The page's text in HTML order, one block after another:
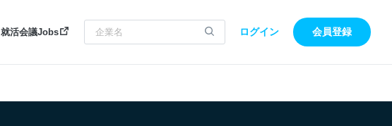
就活会議Jobs ログイン 会員登録